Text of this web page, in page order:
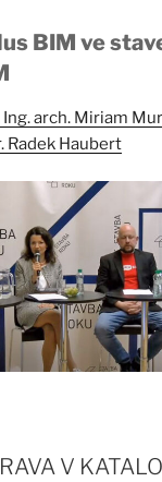
BIM ve
arch. Miriam
Radek Haubert
V